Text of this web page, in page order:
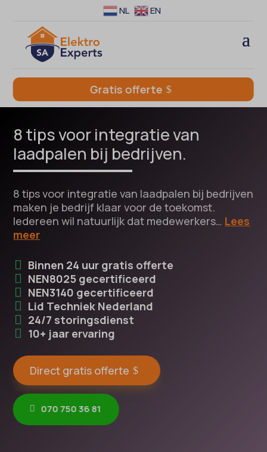
NL EN
Gratis offerte
8 tips voor integratie van
laadpalen bij bedrijven.
8 tips voor integratie van laadpalen bij bedrijven
maken je bedrijf klaar voor de toekomst.
Iedereen wil natuurlijk dat medewerkers… Lees
meer
Binnen 24 uur gratis offerte
NEN8025 gecertificeerd
NEN3140 gecertificeerd
Lid Techniek Nederland
24/7 storingsdienst
10+ jaar ervaring
Direct gratis offerte
070 750 36 81